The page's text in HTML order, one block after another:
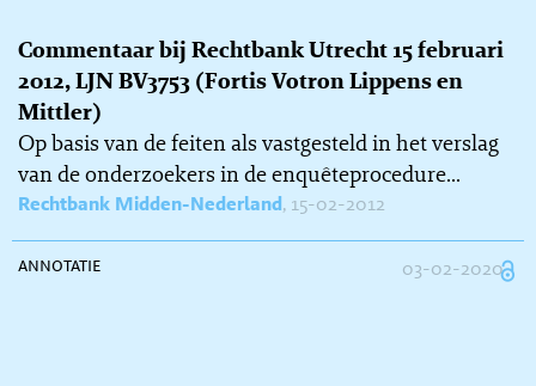
Commentaar bij Rechtbank Utrecht 15 februari
2012, LJN BV3753 (Fortis Votron Lippens en
Mittler)
Op basis van de feiten als vastgesteld in het verslag
van de onderzoekers in de enquêteprocedure...
Rechtbank Midden-Nederland, 15-02-2012
annotatie 03-02-2020